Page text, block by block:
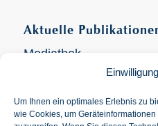
Um Ihnen ein optimales Erlebnis zu
wie Cookies, um
Aktuelle
Mediathek